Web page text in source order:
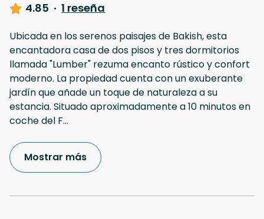
4.85 · 1 reseña
Ubicada en los serenos paisajes de Bakish, esta
encantadora casa de dos pisos y tres dormitorios
llamada "Lumber" rezuma encanto rústico y confort
moderno. La propiedad cuenta con un exuberante
jardín que añade un toque de naturaleza a su
estancia. Situado aproximadamente a 10 minutos en
coche del F...
Mostrar más